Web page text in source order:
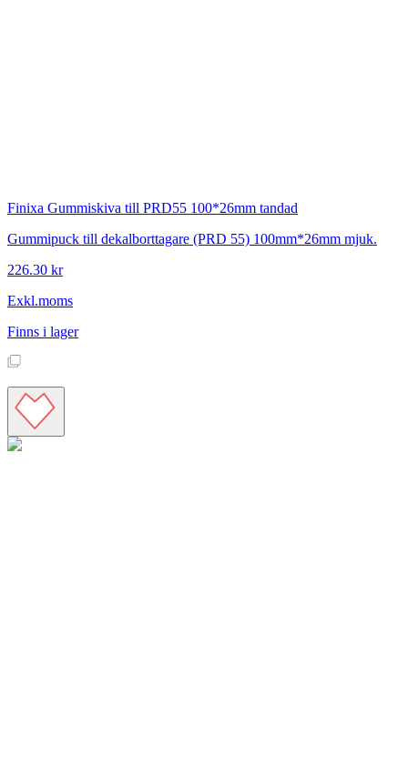
Finixa Gummiskiva till PRD55 100*26mm tandad
Gummipuck till dekalborttagare (PRD 55) 100mm*26mm mjuk.
226.30 kr
Exkl.moms
Finns i lager